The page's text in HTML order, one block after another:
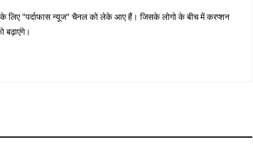
लिए "पर्दाफास न्यूज" चैनल को लेके आए हैं। जिसके लोगो के बीच में करप्शन
बढ़ाएंगे।